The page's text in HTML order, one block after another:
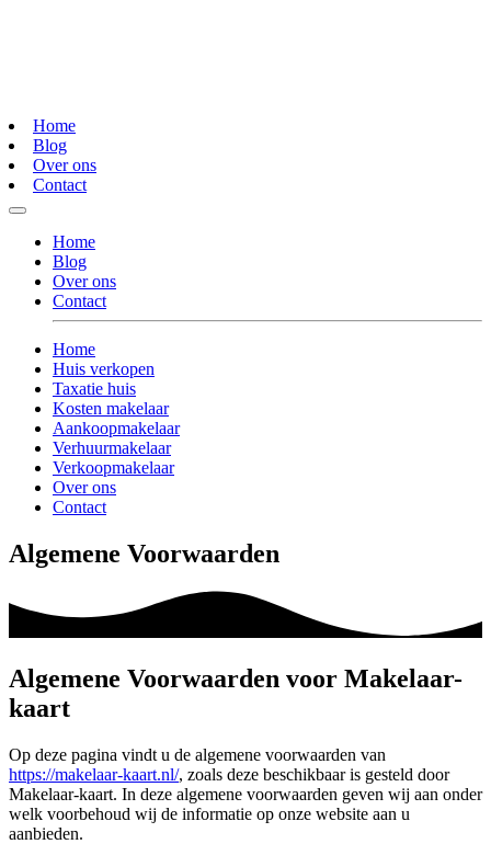
Home
Blog
Over ons
Contact
Home
Blog
Over ons
Contact
Home
Huis verkopen
Taxatie huis
Kosten makelaar
Aankoopmakelaar
Verhuurmakelaar
Verkoopmakelaar
Over ons
Contact
Algemene Voorwaarden
Algemene Voorwaarden voor Makelaar-
kaart
Op deze pagina vindt u de algemene voorwaarden van
https://makelaar-kaart.nl/, zoals deze beschikbaar is gesteld door
Makelaar-kaart. In deze algemene voorwaarden geven wij aan onder
welk voorbehoud wij de informatie op onze website aan u
aanbieden.